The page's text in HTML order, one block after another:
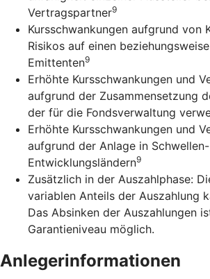
Vertragspartner9
Kursschwankungen aufgrund von
Risikos auf einen
Emittenten9
Erhöhte Kursschwankungen und
aufgrund der Zusammensetzung
der für die Fondsverwaltung
Erhöhte Kursschwankungen und
aufgrund der Anlage in
Entwicklungsländern9
Zusätzlich in der Auszahlphase:
variablen Anteils der Auszahlung
Das Absinken der Auszahlungen
Garantieniveau möglich.
Anlegerinformationen